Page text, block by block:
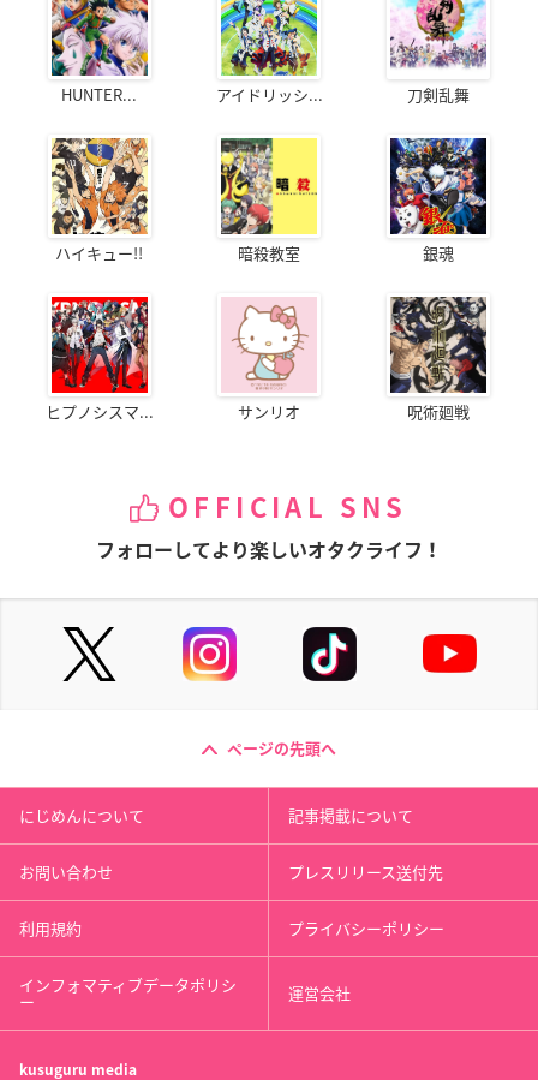
HUNTER... アイドリッシ... 刀剣乱舞
ハイキュー!! 暗殺教室 銀魂
ヒプノシスマ... サンリオ 呪術廻戦
OFFICIAL SNS
フォローしてより楽しいオタクライフ！
ページの先頭へ
にじめんについて 記事掲載について
お問い合わせ プレスリリース送付先
利用規約 プライバシーポリシー
インフォマティブデータポリシ
ー 運営会社
kusuguru media